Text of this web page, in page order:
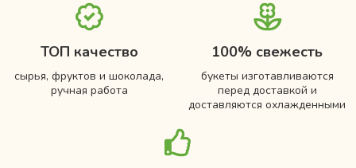
ТОП качество
сырья, фруктов и шоколада,
ручная работа
100% свежесть
букеты изготавливаются
перед доставкой и
доставляются охлажденными